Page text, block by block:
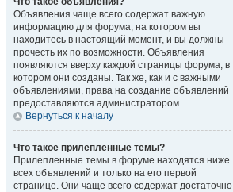
Объявления чаще всего содержат важную
информацию для форума, на котором вы
находитесь в настоящий момент, и вы должны
прочесть их по возможности. Объявления
появляются вверху каждой страницы форума, в
котором они созданы. Так же, как и с важными
объявлениями, права на создание объявлений
предоставляются администратором.
Вернуться к началу
Что такое прилепленные темы?
Прилепленные темы в форуме находятся ниже
всех объявлений и только на его первой
странице. Они чаще всего содержат достаточно